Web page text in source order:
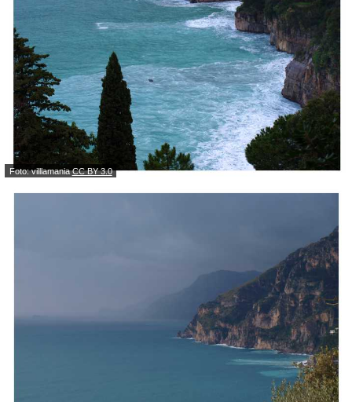
Foto: villlamaniaCC BY 3.0